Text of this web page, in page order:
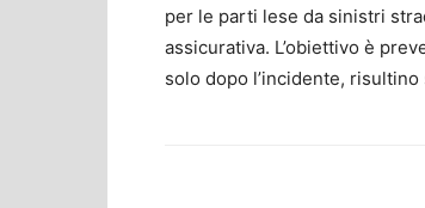
per le parti lese da sinistri
assicurativa. L’obiettivo è
solo dopo l’incidente,